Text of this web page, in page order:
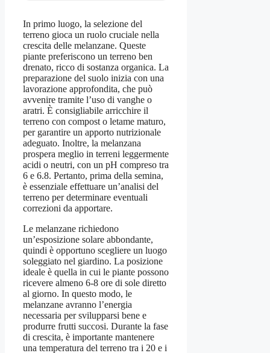
In primo luogo, la selezione del
terreno gioca un ruolo cruciale nella
crescita delle melanzane. Queste
piante preferiscono un terreno ben
drenato, ricco di sostanza organica. La
preparazione del suolo inizia con una
lavorazione approfondita, che può
avvenire tramite l’uso di vanghe o
aratri. È consigliabile arricchire il
terreno con compost o letame maturo,
per garantire un apporto nutrizionale
adeguato. Inoltre, la melanzana
prospera meglio in terreni leggermente
acidi o neutri, con un pH compreso tra
6 e 6.8. Pertanto, prima della semina,
è essenziale effettuare un’analisi del
terreno per determinare eventuali
correzioni da apportare.
Le melanzane richiedono
un’esposizione solare abbondante,
quindi è opportuno scegliere un luogo
soleggiato nel giardino. La posizione
ideale è quella in cui le piante possono
ricevere almeno 6-8 ore di sole diretto
al giorno. In questo modo, le
melanzane avranno l’energia
necessaria per svilupparsi bene e
produrre frutti succosi. Durante la fase
di crescita, è importante mantenere
una temperatura del terreno tra i 20 e i